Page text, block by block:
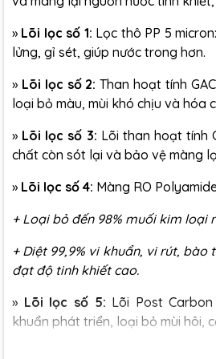
» Lõi lọc số 1: Lọc thô PP 5
lửng, gỉ sét, giúp nước trong hơn.
» Lõi lọc số 2: Than hoạt tính
loại bỏ màu, mùi khó chịu và hóa
» Lõi lọc số 3: Lõi than hoạt tính
chất còn sót lại và bảo vệ màng
» Lõi lọc số 4: Màng RO
+ Loại bỏ đến 98% muối kim loại
+ Diệt 99,9% vi khuẩn, vi rút,
đạt độ tinh khiết cao.
» Lõi lọc số 5: Lõi Post
khuẩn phát triển, loại bỏ mùi hôi,